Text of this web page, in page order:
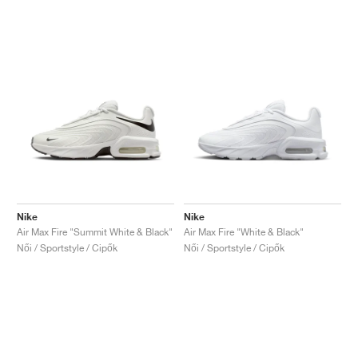
Nike
Air Max Fire "Summit White & Black"
Női / Sportstyle / Cipők
Nike
Air Max Fire "White & Black"
Női / Sportstyle / Cipők